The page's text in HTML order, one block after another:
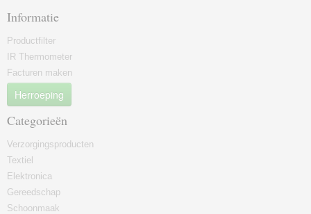
Informatie
Productfilter
IR Thermometer
Facturen maken
Herroeping
Categorieën
Verzorgingsproducten
Textiel
Elektronica
Gereedschap
Schoonmaak